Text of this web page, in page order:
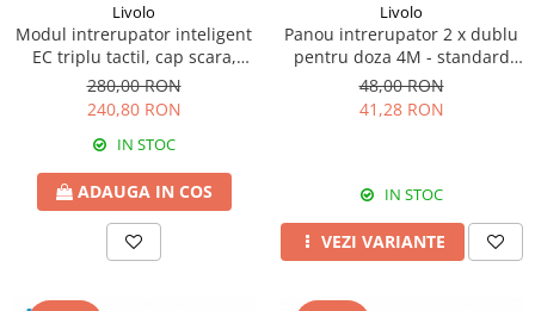
Livolo
Modul intrerupator inteligent
EC triplu tactil, cap scara,
Generatie Noua, 3M -
standard italian
280,00 RON
240,80 RON
IN STOC
ADAUGA IN COS
Livolo
Panou intrerupator 2 x dublu
pentru doza 4M - standard
italian
48,00 RON
41,28 RON
IN STOC
VEZI VARIANTE